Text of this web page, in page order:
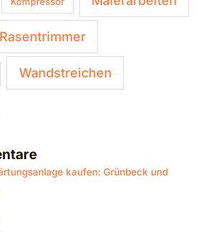
Rasentrimmer
Wandstreichen
kaufen: Grünbeck und